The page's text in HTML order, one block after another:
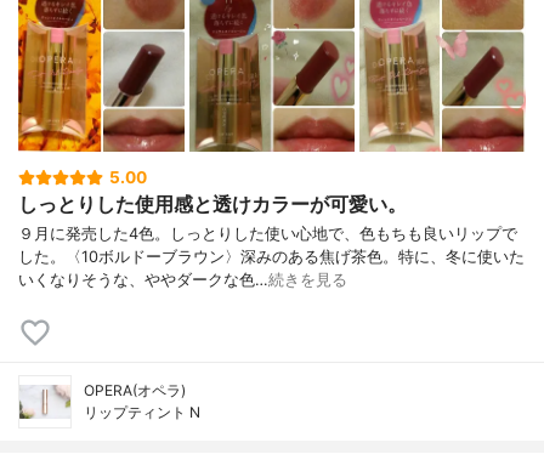
5.00
しっとりした使用感と透けカラーが可愛い。
９月に発売した4色。しっとりした使い心地で、色もちも良いリップで
した。〈10ボルドーブラウン〉深みのある焦げ茶色。特に、冬に使いた
いくなりそうな、ややダークな色…続きを見る
OPERA(オペラ)
リップティント N